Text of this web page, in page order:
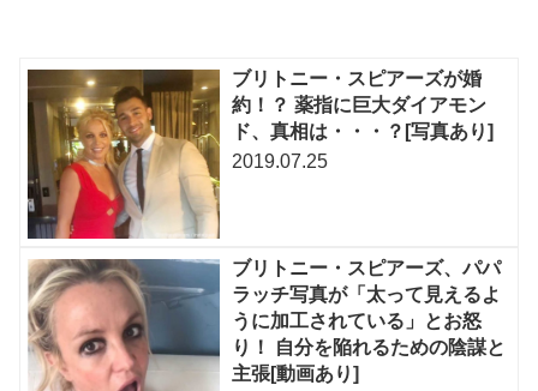
ブリトニー・スピアーズが婚
約！？ 薬指に巨大ダイアモン
ド、真相は・・・？[写真あり]
2019.07.25
ブリトニー・スピアーズ、パパ
ラッチ写真が「太って見えるよ
うに加工されている」とお怒
り！ 自分を陥れるための陰謀と
主張[動画あり]